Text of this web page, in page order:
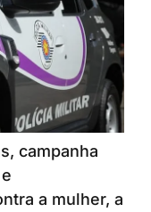
campanha
a mulher, a